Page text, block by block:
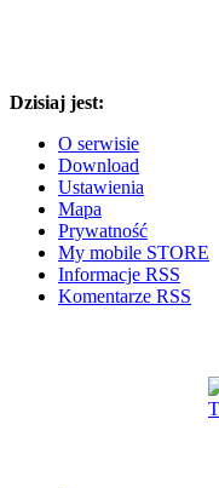
Dzisiaj jest:
O serwisie
Download
Ustawienia
Mapa
Prywatność
My mobile STORE
Informacje RSS
Komentarze RSS